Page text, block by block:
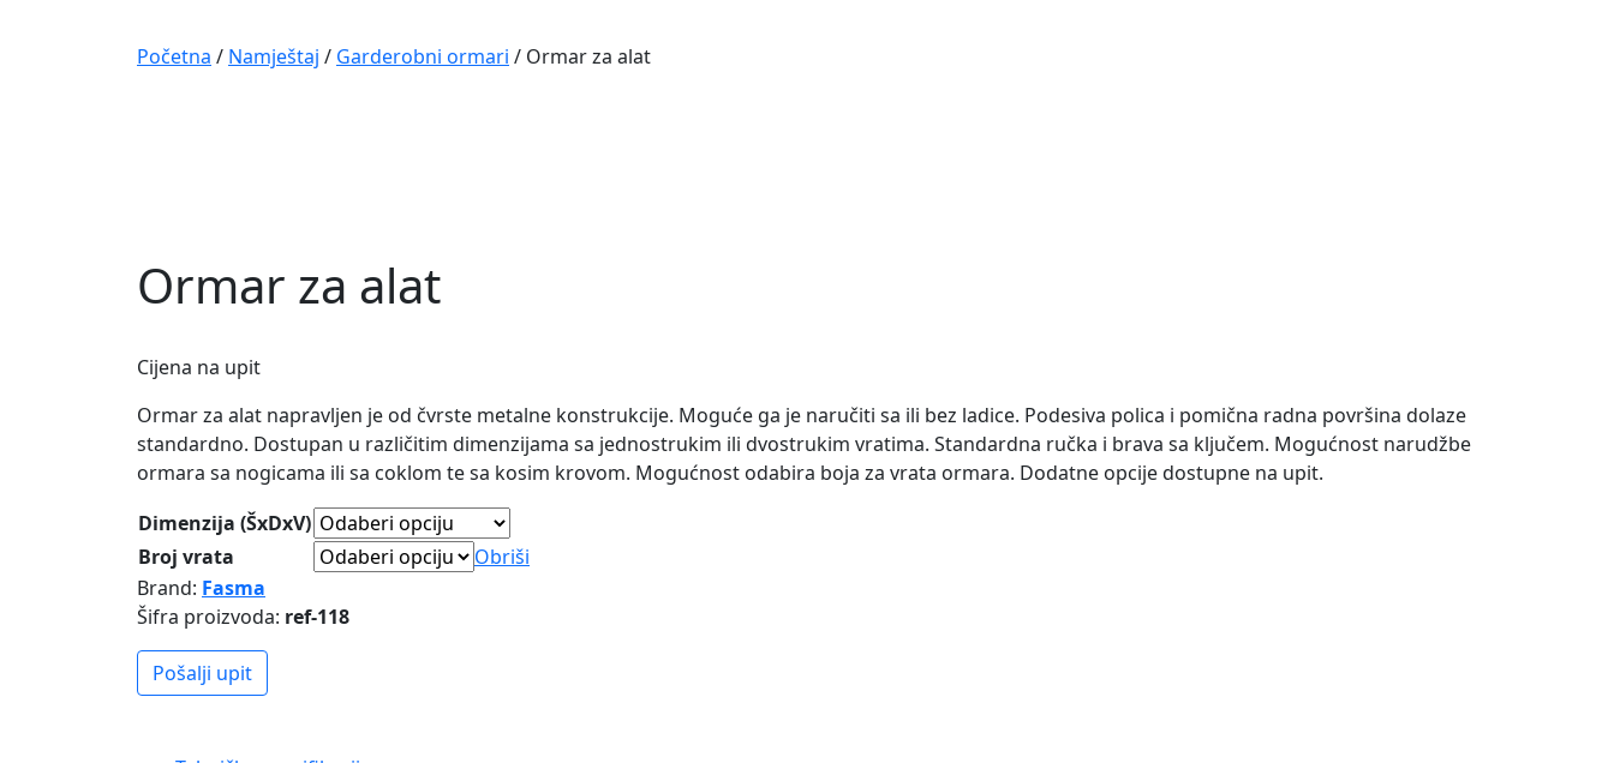
Navigation
Početna / Namještaj / Garderobni ormari / Ormar za alat
Ormar za alat
Cijena na upit
Ormar za alat napravljen je od čvrste metalne konstrukcije. Moguće ga je naručiti sa ili bez ladice. Podesiva polica i pomična radna površina dolaze
standardno. Dostupan u različitim dimenzijama sa jednostrukim ili dvostrukim vratima. Standardna ručka i brava sa ključem. Mogućnost narudžbe
ormara sa nogicama ili sa coklom te sa kosim krovom. Mogućnost odabira boja za vrata ormara. Dodatne opcije dostupne na upit.
Dimenzija (ŠxDxV)
Broj vrata
Obriši
Brand: Fasma
Šifra proizvoda: ref-118
Pošalji upit